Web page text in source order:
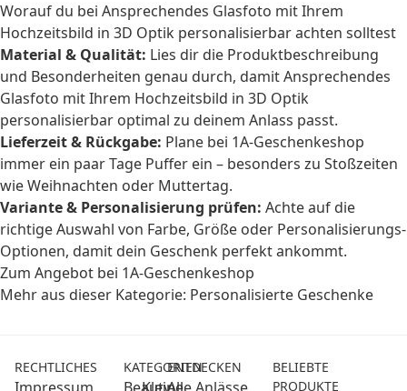
Worauf du bei Ansprechendes Glasfoto mit Ihrem
Hochzeitsbild in 3D Optik personalisierbar achten solltest
Material & Qualität: Lies dir die Produktbeschreibung
und Besonderheiten genau durch, damit Ansprechendes
Glasfoto mit Ihrem Hochzeitsbild in 3D Optik
personalisierbar optimal zu deinem Anlass passt.
Lieferzeit & Rückgabe: Plane bei 1A-Geschenkeshop
immer ein paar Tage Puffer ein – besonders zu Stoßzeiten
wie Weihnachten oder Muttertag.
Variante & Personalisierung prüfen: Achte auf die
richtige Auswahl von Farbe, Größe oder Personalisierungs-
Optionen, damit dein Geschenk perfekt ankommt.
Zum Angebot bei 1A-Geschenkeshop
Mehr aus dieser Kategorie: Personalisierte Geschenke
RECHTLICHES KATEGORIENENTDECKEN
BELIEBTE
PRODUKTE